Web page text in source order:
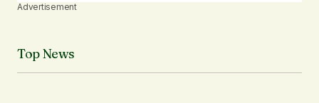
Advertisement
Top News